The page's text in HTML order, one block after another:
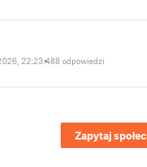
22:23:488 odpowiedzi
Zapytaj